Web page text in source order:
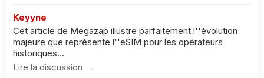
Keyyne
Cet article de Megazap illustre parfaitement l''évolution
majeure que représente l''eSIM pour les opérateurs
historiques...
Lire la discussion →